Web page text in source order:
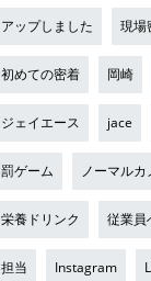
アップしました 現場
初めての密着 岡崎
ジェイエース jace
罰ゲーム ノーマルカ
栄養ドリンク 従業員
担当 Instagram